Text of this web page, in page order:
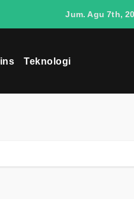
O4 Berpotensi Menjadi
Jum. Agu 7th,
Teknologi